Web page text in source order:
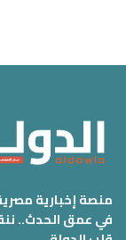
منصة إخبارية
في عمق الحدث..